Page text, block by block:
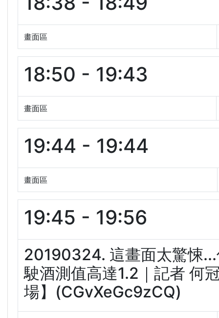
畫面區
18:50 - 19:43
畫面區
19:44 - 19:44
畫面區
19:45 - 19:56
20190324. 這畫面太驚悚
駛酒測值高達1.2｜記者 何
場】(CGvXeGc9zCQ)